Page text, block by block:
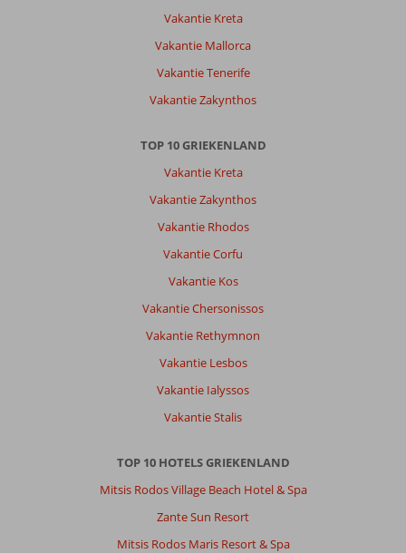
Vakantie Kreta
Vakantie Mallorca
Vakantie Tenerife
Vakantie Zakynthos
TOP 10 GRIEKENLAND
Vakantie Kreta
Vakantie Zakynthos
Vakantie Rhodos
Vakantie Corfu
Vakantie Kos
Vakantie Chersonissos
Vakantie Rethymnon
Vakantie Lesbos
Vakantie Ialyssos
Vakantie Stalis
TOP 10 HOTELS GRIEKENLAND
Mitsis Rodos Village Beach Hotel & Spa
Zante Sun Resort
Mitsis Rodos Maris Resort & Spa